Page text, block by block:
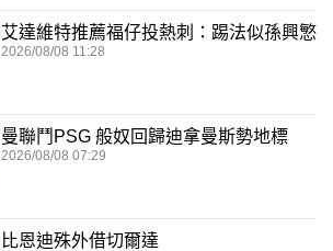
艾達維特推薦福仔投熱刺：踢法似孫興慜
2026/08/08 11:28
曼聯鬥PSG 般奴回歸迪拿曼斯勢地標
2026/08/08 07:29
比恩迪殊外借切爾達